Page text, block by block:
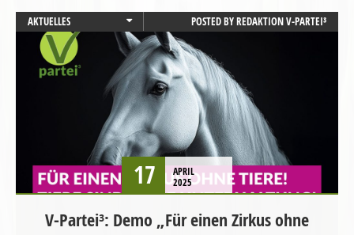
AKTUELLES
BAYERN
PRESSEMITTEILUNG
STARTSEITE
TIERSCHUTZ / TIERRECHTE
VERANSTALTUNGEN
POSTED BYREDAKTION V-PARTEI³
17
APRIL
2025
V-Partei³: Demo „Für einen Zirkus ohne